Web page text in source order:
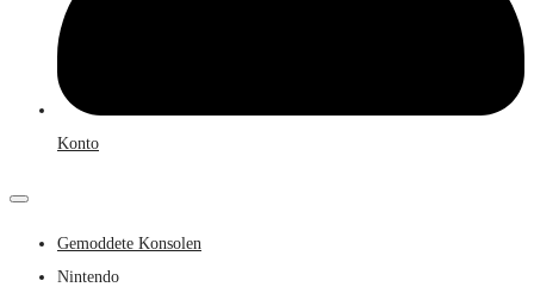
Konto
Gemoddete Konsolen
Nintendo